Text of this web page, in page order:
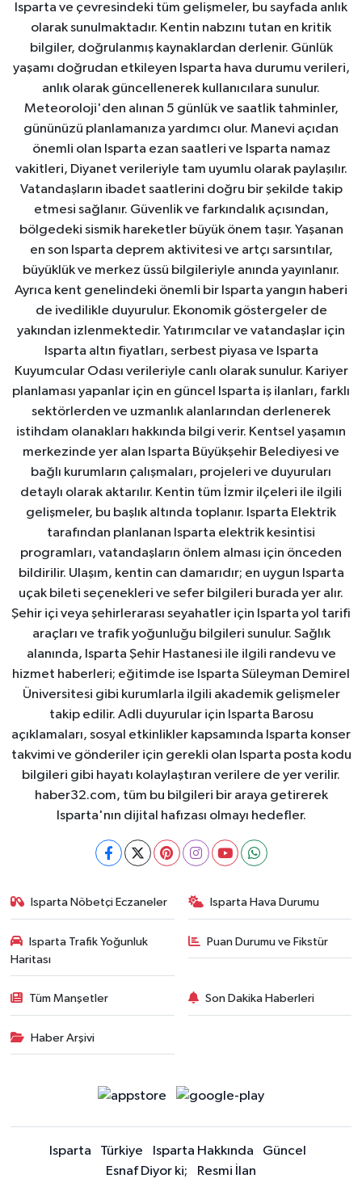
Isparta ve çevresindeki tüm gelişmeler, bu sayfada anlık
olarak sunulmaktadır. Kentin nabzını tutan en kritik
bilgiler, doğrulanmış kaynaklardan derlenir. Günlük
yaşamı doğrudan etkileyen Isparta hava durumu verileri,
anlık olarak güncellenerek kullanıcılara sunulur.
Meteoroloji'den alınan 5 günlük ve saatlik tahminler,
gününüzü planlamanıza yardımcı olur. Manevi açıdan
önemli olan Isparta ezan saatleri ve Isparta namaz
vakitleri, Diyanet verileriyle tam uyumlu olarak paylaşılır.
Vatandaşların ibadet saatlerini doğru bir şekilde takip
etmesi sağlanır. Güvenlik ve farkındalık açısından,
bölgedeki sismik hareketler büyük önem taşır. Yaşanan
en son Isparta deprem aktivitesi ve artçı sarsıntılar,
büyüklük ve merkez üssü bilgileriyle anında yayınlanır.
Ayrıca kent genelindeki önemli bir Isparta yangın haberi
de ivedilikle duyurulur. Ekonomik göstergeler de
yakından izlenmektedir. Yatırımcılar ve vatandaşlar için
Isparta altın fiyatları, serbest piyasa ve Isparta
Kuyumcular Odası verileriyle canlı olarak sunulur. Kariyer
planlaması yapanlar için en güncel Isparta iş ilanları, farklı
sektörlerden ve uzmanlık alanlarından derlenerek
istihdam olanakları hakkında bilgi verir. Kentsel yaşamın
merkezinde yer alan Isparta Büyükşehir Belediyesi ve
bağlı kurumların çalışmaları, projeleri ve duyuruları
detaylı olarak aktarılır. Kentin tüm İzmir ilçeleri ile ilgili
gelişmeler, bu başlık altında toplanır. Isparta Elektrik
tarafından planlanan Isparta elektrik kesintisi
programları, vatandaşların önlem alması için önceden
bildirilir. Ulaşım, kentin can damarıdır; en uygun Isparta
uçak bileti seçenekleri ve sefer bilgileri burada yer alır.
Şehir içi veya şehirlerarası seyahatler için Isparta yol tarifi
araçları ve trafik yoğunluğu bilgileri sunulur. Sağlık
alanında, Isparta Şehir Hastanesi ile ilgili randevu ve
hizmet haberleri; eğitimde ise Isparta Süleyman Demirel
Üniversitesi gibi kurumlarla ilgili akademik gelişmeler
takip edilir. Adli duyurular için Isparta Barosu
açıklamaları, sosyal etkinlikler kapsamında Isparta konser
takvimi ve gönderiler için gerekli olan Isparta posta kodu
bilgileri gibi hayatı kolaylaştıran verilere de yer verilir.
haber32.com, tüm bu bilgileri bir araya getirerek
Isparta'nın dijital hafızası olmayı hedefler.
Isparta Nöbetçi Eczaneler Isparta Hava Durumu
Isparta Trafik Yoğunluk
Haritası
Puan Durumu ve Fikstür
Tüm Manşetler Son Dakika Haberleri
Haber Arşivi
Isparta Türkiye Isparta Hakkında
Güncel
Esnaf Diyor ki;
Resmi İlan